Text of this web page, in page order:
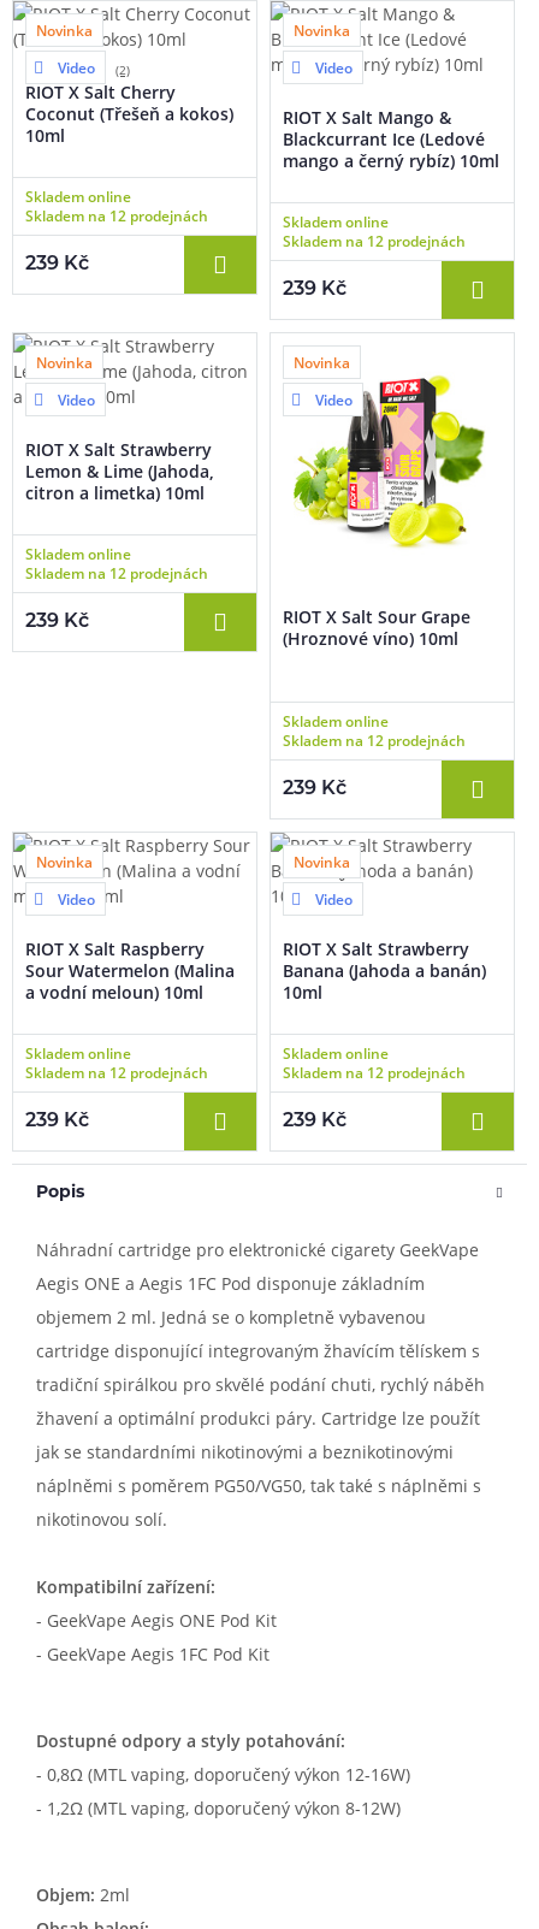
Novinka
Video
(2)
RIOT X Salt Cherry
Coconut (Třešeň a kokos)
10ml
Skladem online
Skladem na 12 prodejnách
239 Kč
Novinka
Video
RIOT X Salt Mango &
Blackcurrant Ice (Ledové
mango a černý rybíz) 10ml
Skladem online
Skladem na 12 prodejnách
239 Kč
Novinka
Video
RIOT X Salt Strawberry
Lemon & Lime (Jahoda,
citron a limetka) 10ml
Skladem online
Skladem na 12 prodejnách
239 Kč
Novinka
Video
RIOT X Salt Sour Grape
(Hroznové víno) 10ml
Skladem online
Skladem na 12 prodejnách
239 Kč
Novinka
Video
RIOT X Salt Raspberry
Sour Watermelon (Malina
a vodní meloun) 10ml
Skladem online
Skladem na 12 prodejnách
239 Kč
Novinka
Video
RIOT X Salt Strawberry
Banana (Jahoda a banán)
10ml
Skladem online
Skladem na 12 prodejnách
239 Kč
Popis
Náhradní cartridge pro elektronické cigarety GeekVape
Aegis ONE a Aegis 1FC Pod disponuje základním
objemem 2 ml. Jedná se o kompletně vybavenou
cartridge disponující integrovaným žhavícím tělískem s
tradiční spirálkou pro skvělé podání chuti, rychlý náběh
žhavení a optimální produkci páry. Cartridge lze použít
jak se standardními nikotinovými a beznikotinovými
náplněmi s poměrem PG50/VG50, tak také s náplněmi s
nikotinovou solí.
Kompatibilní zařízení:
- GeekVape Aegis ONE Pod Kit
- GeekVape Aegis 1FC Pod Kit
Dostupné odpory a styly potahování:
- 0,8Ω (MTL vaping, doporučený výkon 12-16W)
- 1,2Ω (MTL vaping, doporučený výkon 8-12W)
Objem: 2ml